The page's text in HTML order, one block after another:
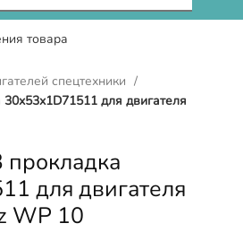
спецтехники
для двигателя
для двигателя
WP 10